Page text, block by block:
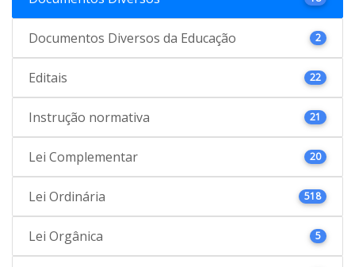
Documentos Diversos da Educação 2
Editais 22
Instrução normativa 21
Lei Complementar 20
Lei Ordinária 518
Lei Orgânica 5